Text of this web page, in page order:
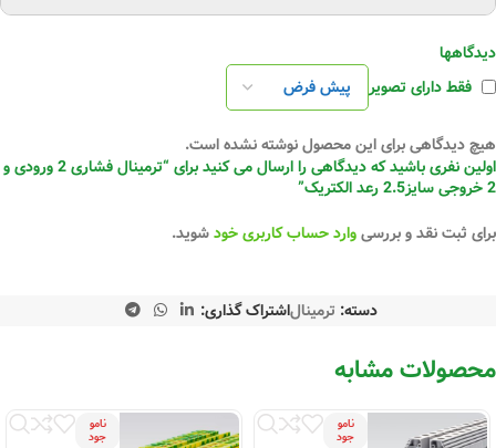
دیدگاهها
فقط دارای تصویر
هیچ دیدگاهی برای این محصول نوشته نشده است.
اولین نفری باشید که دیدگاهی را ارسال می کنید برای “ترمینال فشاری 2 ورودی و
2 خروجی سایز2.5 رعد الکتریک”
برای ثبت نقد و بررسیوارد حساب کاربری خودشوید.
دسته: ترمینالاشتراک گذاری:
محصولات مشابه
نامو
جود
نامو
جود